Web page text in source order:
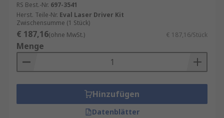
RS Best.-Nr. 697-3541
Herst. Teile-Nr. Eval Laser Driver Kit
Zwischensumme (1 Stück)
€ 187,16(ohne MwSt.) € 187,16/Stück
Menge
Hinzufügen
Datenblätter